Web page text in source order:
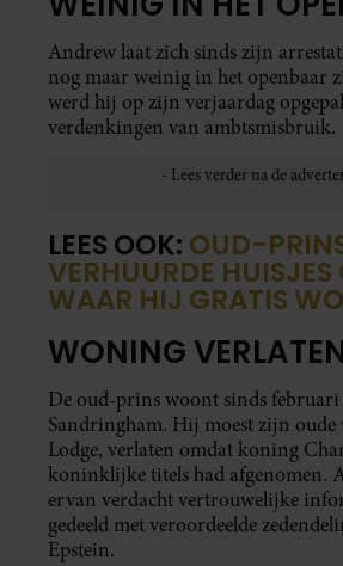
Andrew laat zich sinds zijn
nog maar weinig in het openbaar
werd hij op zijn verjaardag
verdenkingen van ambtsmisbruik.
LEES OOK: OUD-
VERHUURDE
WAAR HIJ GRATIS
WONING
De oud-prins woont sinds
Sandringham. Hij moest zijn
Lodge, verlaten omdat koning
koninklijke titels had afgenomen.
ervan verdacht vertrouwelijke
gedeeld met veroordeelde
Epstein.